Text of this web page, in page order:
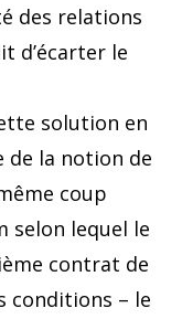
des relations
d’écarter le
solution en
la notion de
coup
selon lequel le
contrat de
conditions – le